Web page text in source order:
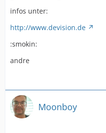
infos unter:
http://www.devision.de
:smokin:
andre
Moonboy